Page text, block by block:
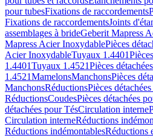
pour tubesFixations de raccordements
Fixations de raccordementsJoints
assemblages à brideGeberit Mapress
Mapress Acier InoxydablePièces
Acier InoxydableTuyaux 1.4401
1.4401Tuyaux 1.4521Pièces
1.4521MamelonsManchonsPièces
ManchonsRéductionsPièces
RéductionsCoudesPièces détachées
détachées pour TésCirculation interne
Circulation interneRéductions
Réductions indémontablesRéductions